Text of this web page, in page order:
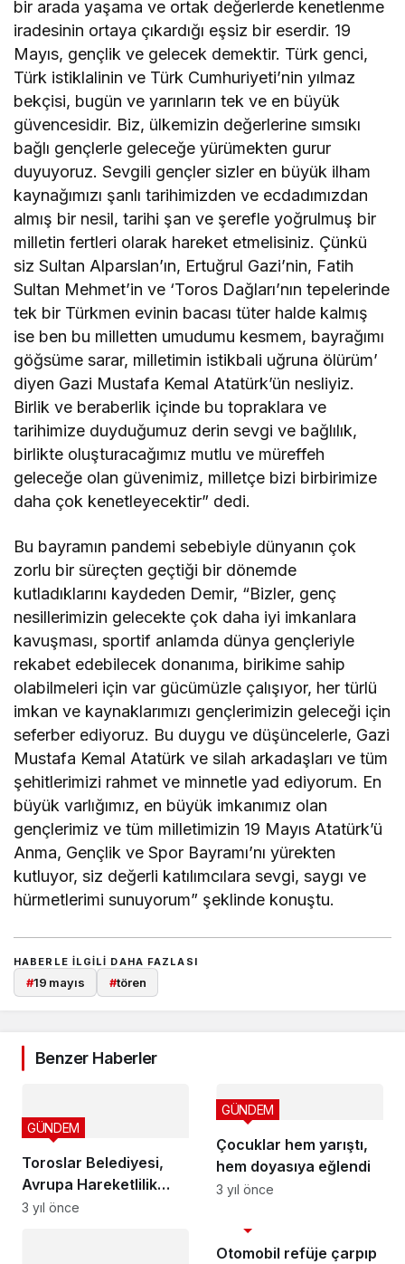
bir arada yaşama ve ortak değerlerde kenetlenme
iradesinin ortaya çıkardığı eşsiz bir eserdir. 19
Mayıs, gençlik ve gelecek demektir. Türk genci,
Türk istiklalinin ve Türk Cumhuriyeti’nin yılmaz
bekçisi, bugün ve yarınların tek ve en büyük
güvencesidir. Biz, ülkemizin değerlerine sımsıkı
bağlı gençlerle geleceğe yürümekten gurur
duyuyoruz. Sevgili gençler sizler en büyük ilham
kaynağımızı şanlı tarihimizden ve ecdadımızdan
almış bir nesil, tarihi şan ve şerefle yoğrulmuş bir
milletin fertleri olarak hareket etmelisiniz. Çünkü
siz Sultan Alparslan’ın, Ertuğrul Gazi’nin, Fatih
Sultan Mehmet’in ve ‘Toros Dağları’nın tepelerinde
tek bir Türkmen evinin bacası tüter halde kalmış
ise ben bu milletten umudumu kesmem, bayrağımı
göğsüme sarar, milletimin istikbali uğruna ölürüm’
diyen Gazi Mustafa Kemal Atatürk’ün nesliyiz.
Birlik ve beraberlik içinde bu topraklara ve
tarihimize duyduğumuz derin sevgi ve bağlılık,
birlikte oluşturacağımız mutlu ve müreffeh
geleceğe olan güvenimiz, milletçe bizi birbirimize
daha çok kenetleyecektir” dedi.
Bu bayramın pandemi sebebiyle dünyanın çok
zorlu bir süreçten geçtiği bir dönemde
kutladıklarını kaydeden Demir, “Bizler, genç
nesillerimizin gelecekte çok daha iyi imkanlara
kavuşması, sportif anlamda dünya gençleriyle
rekabet edebilecek donanıma, birikime sahip
olabilmeleri için var gücümüzle çalışıyor, her türlü
imkan ve kaynaklarımızı gençlerimizin geleceği için
seferber ediyoruz. Bu duygu ve düşüncelerle, Gazi
Mustafa Kemal Atatürk ve silah arkadaşları ve tüm
şehitlerimizi rahmet ve minnetle yad ediyorum. En
büyük varlığımız, en büyük imkanımız olan
gençlerimiz ve tüm milletimizin 19 Mayıs Atatürk’ü
Anma, Gençlik ve Spor Bayramı’nı yürekten
kutluyor, siz değerli katılımcılara sevgi, saygı ve
hürmetlerimi sunuyorum” şeklinde konuştu.
HABERLE ILGILI DAHA FAZLASI
#19 mayıs #tören
Benzer Haberler
Toroslar Belediyesi,
Avrupa Hareketlilik
Haftası’na Doğa
GÜNDEM
3 yıl önce
Çocuklar hem yarıştı,
hem doyasıya eğlendi
GÜNDEM
3 yıl önce
Otomobil refüje çarpıp